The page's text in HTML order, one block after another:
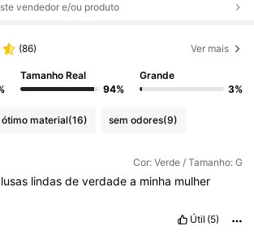
vendedor e/ou produto
(86) Ver mais
Tamanho Real
94%
Grande
3%
ótimo material(16) sem odores(9)
Cor: Verde / Tamanho: G
lindas de verdade a minha mulher
Útil (5)